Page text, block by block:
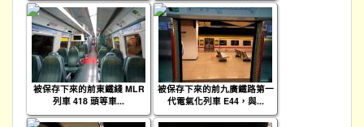
被保存下來的前東鐵綫 MLR
列車 418 頭等車...
被保存下來的前九廣鐵路第一
代電氣化列車 E44，與...